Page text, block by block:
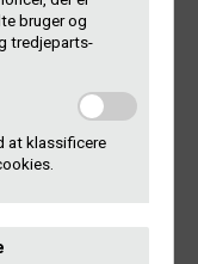
bruger og
tredjeparts-
at klassificere
skrive til os.
gælder det
skrive direkte til